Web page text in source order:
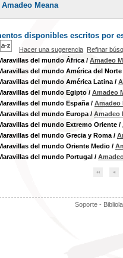
Meana
disponibles escritos por
Hacer una sugerencia Refinar
del mundo África / Amadeo
del mundo América del Norte
del mundo América Latina /
del mundo Egipto / Amadeo
del mundo España / Amadeo
del mundo Europa / Amadeo
del mundo Extremo Oriente /
del mundo Grecia y Roma /
del mundo Oriente Medio /
del mundo Portugal /
Soporte -